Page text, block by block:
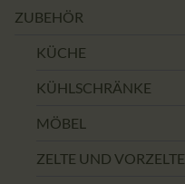
ZUBEHÖR
KÜCHE
KÜHLSCHRÄNKE
MÖBEL
ZELTE UND VORZELTE